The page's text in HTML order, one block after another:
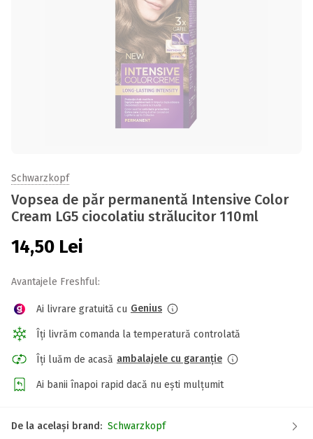
Schwarzkopf
Vopsea de păr permanentă Intensive Color
Cream LG5 ciocolatiu strălucitor 110ml
14,50 Lei
Avantajele Freshful:
Ai livrare gratuită cu Genius
Îți livrăm comanda la temperatură controlată
Îți luăm de acasă ambalajele cu garanție
Ai banii înapoi rapid dacă nu ești mulțumit
De la același brand: Schwarzkopf